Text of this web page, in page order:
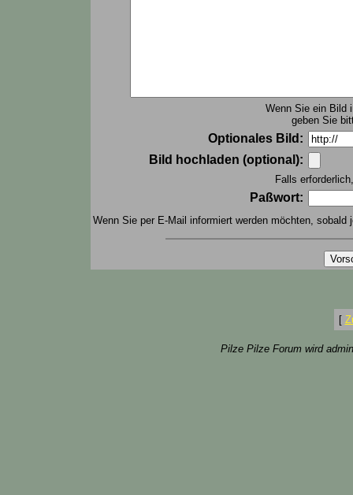
Wenn Sie ein Bild
geben Sie
Optionales Bild:
Bild hochladen (optional):
Falls
Paßwort:
Wenn Sie per E-Mail informiert werden möchten,
[
Pilze Pilze Forum wird